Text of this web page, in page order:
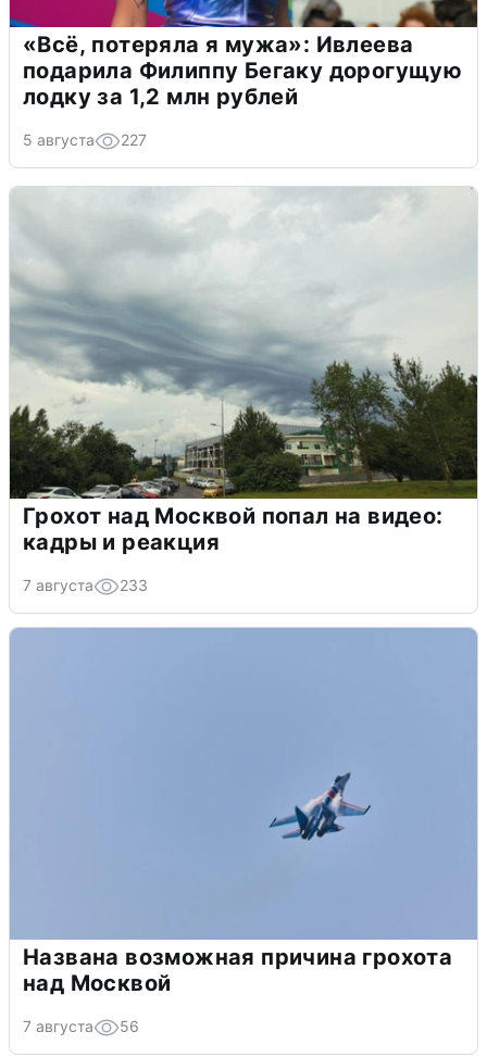
«Всё, потеряла я мужа»: Ивлеева
подарила Филиппу Бегаку дорогущую
лодку за 1,2 млн рублей
5 августа 227
Грохот над Москвой попал на видео:
кадры и реакция
7 августа 233
Названа возможная причина грохота
над Москвой
7 августа 56